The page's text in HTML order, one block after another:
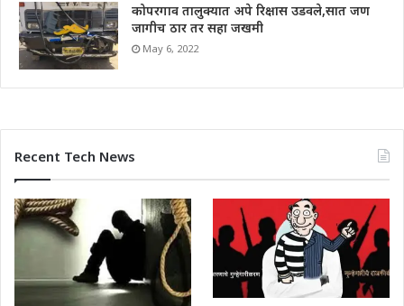
कोपरगाव तालुक्यात अपे रिक्षास उडवले,सात जण
जागीच ठार तर सहा जखमी
May 6, 2022
Recent Tech News